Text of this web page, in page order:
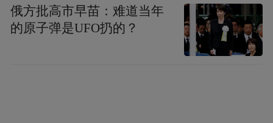
俄方批高市早苗：难道当年
的原子弹是UFO扔的？